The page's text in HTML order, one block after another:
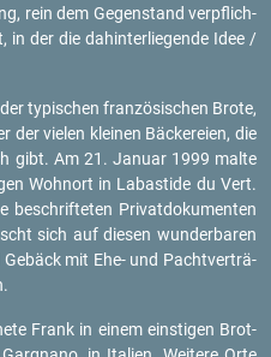
rein dem Ge­gen­stand ver­pflich­
in der die da­hin­ter­lie­gen­de Idee /
ty­pi­schen fran­zö­si­schen Brote,
der vie­len klei­nen Bä­cke­rei­en, die
gibt. Am 21. Ja­nu­ar 1999 malte
Wohn­ort in La­bas­ti­de du Vert.
be­schrif­te­ten Pri­vat­do­ku­men­ten
sich auf die­sen wun­der­ba­ren
mit Ehe- und Pacht­ver­trä­
Frank in einem eins­ti­gen Brot-